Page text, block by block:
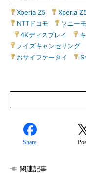
Xperia Z5 Xperia
NTTドコモ
ソニー
4Kディスプレイ
ノイズキャンセリング
おサイフケータイ
Share
関連記事